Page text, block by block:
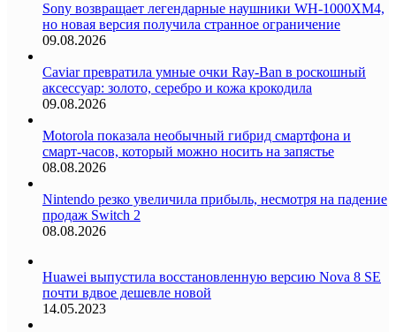
Sony возвращает легендарные наушники WH-1000XM4,
но новая версия получила странное ограничение
09.08.2026
Caviar превратила умные очки Ray-Ban в роскошный
аксессуар: золото, серебро и кожа крокодила
09.08.2026
Motorola показала необычный гибрид смартфона и
смарт-часов, который можно носить на запястье
08.08.2026
Nintendo резко увеличила прибыль, несмотря на падение
продаж Switch 2
08.08.2026
Huawei выпустила восстановленную версию Nova 8 SE
почти вдвое дешевле новой
14.05.2023